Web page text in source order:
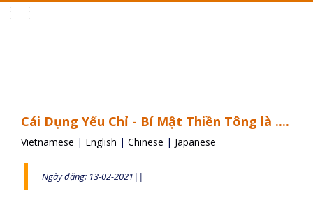
Cái Dụng Yếu Chỉ - Bí Mật Thiền Tông là ....
Vietnamese | English | Chinese | Japanese
Ngày đăng: 13-02-2021||